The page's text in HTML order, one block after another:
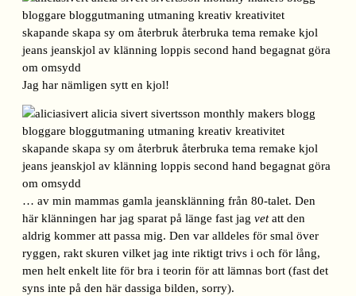
Jag har nämligen sytt en kjol!
… av min mammas gamla jeansklänning från 80-talet. Den
här klänningen har jag sparat på länge fast jag vetatt den
aldrig kommer att passa mig. Den var alldeles för smal över
ryggen, rakt skuren vilket jag inte riktigt trivs i och för lång,
men helt enkelt lite för bra i teorin för att lämnas bort (fast det
syns inte på den här dassiga bilden, sorry).